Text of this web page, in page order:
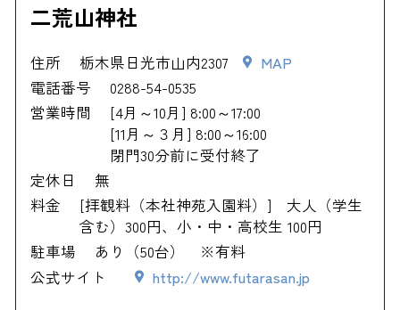
二荒山神社
住所 栃木県日光市山内2307
MAP
電話番号
0288-54-0535
営業時間
[4月～10月] 8:00～17:00
[11月～３月] 8:00～16:00
閉門30分前に受付終了
定休日
無
料金
[拝観料（本社神苑入園料）] 大人（学生
含む）300円、小・中・高校生 100円
駐車場
あり（50台） ※有料
公式サイト
http://www.futarasan.jp